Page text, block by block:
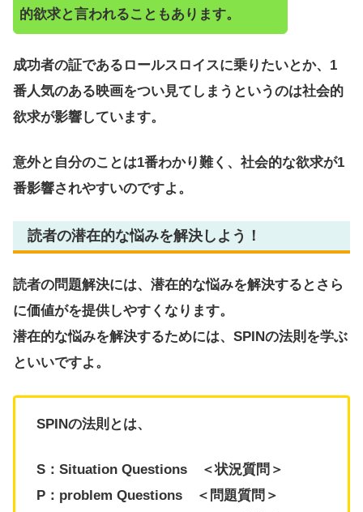
的欲求と言われることもあります。
成功者の証であるロールスロイスに乗りたいとか、1
番人気のある映画をつい見てしまうというのは社会的
欲求が影響しています。
意外と自分のことは1番わかり難く、社会的な欲求が1
番影響されやすいのですよ。
読者の潜在的な悩みを解決しよう！
読者の問題解決には、潜在的な悩みを解決するとさら
に価値がを提供しやすくなります。
潜在的な悩みを解決するためには、SPINの法則を学ぶ
といいですよ。
SPINの法則とは、
S：Situation Questions ＜状況質問＞
P：problem Questions ＜問題質問＞